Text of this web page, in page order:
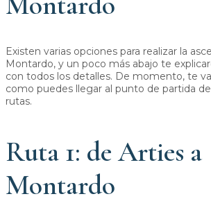
Existen varias opciones para realizar la
Montardo, y un poco más abajo te
con todos los detalles. De momento, te
como puedes llegar al punto de partida
rutas.
Ruta 1: de Arties a
Montardo